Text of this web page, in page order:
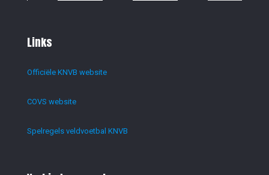
Links
Officiële KNVB website
COVS website
Spelregels veldvoetbal KNVB